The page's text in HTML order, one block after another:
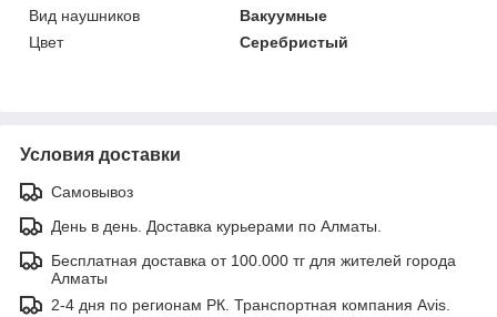
Вид наушников
Вакуумные
Цвет
Серебристый
Условия доставки
Самовывоз
День в день. Доставка курьерами по Алматы.
Бесплатная доставка от 100.000 тг для жителей города
Алматы
2-4 дня по регионам РК. Транспортная компания Avis.